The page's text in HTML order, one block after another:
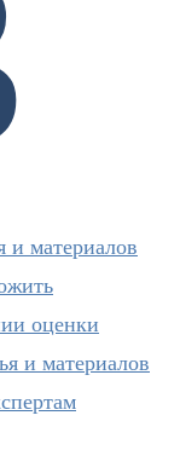
и материалов
оценки
и материалов